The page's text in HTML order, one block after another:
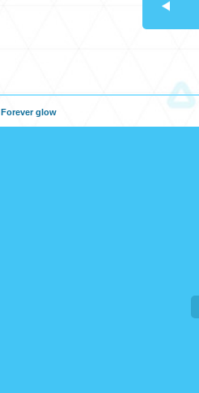
Forever glow